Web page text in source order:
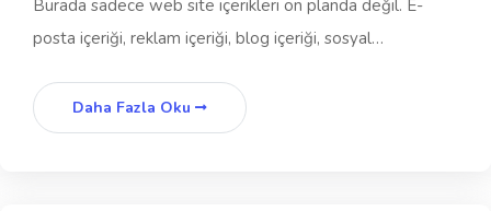
Burada sadece web site içerikleri ön planda değil. E-
posta içeriği, reklam içeriği, blog içeriği, sosyal…
Daha Fazla Oku